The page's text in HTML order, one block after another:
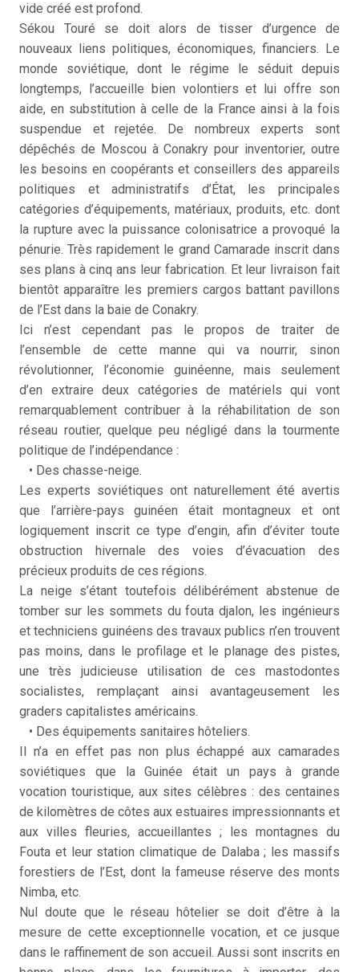
vide créé est profond.
Sékou Touré se doit alors de tisser d’urgence de
nouveaux liens politiques, économiques, financiers. Le
monde soviétique, dont le régime le séduit depuis
longtemps, l’accueille bien volontiers et lui offre son
aide, en substitution à celle de la France ainsi à la fois
suspendue et rejetée. De nombreux experts sont
dépêchés de Moscou à Conakry pour inventorier, outre
les besoins en coopérants et conseillers des appareils
politiques et administratifs d’État, les principales
catégories d’équipements, matériaux, produits, etc. dont
la rupture avec la puissance colonisatrice a provoqué la
pénurie. Très rapidement le grand Camarade inscrit dans
ses plans à cinq ans leur fabrication. Et leur livraison fait
bientôt apparaître les premiers cargos battant pavillons
de l’Est dans la baie de Conakry.
Ici n’est cependant pas le propos de traiter de
l’ensemble de cette manne qui va nourrir, sinon
révolutionner, l’économie guinéenne, mais seulement
d’en extraire deux catégories de matériels qui vont
remarquablement contribuer à la réhabilitation de son
réseau routier, quelque peu négligé dans la tourmente
politique de l’indépendance :
• Des chasse-neige.
Les experts soviétiques ont naturellement été avertis
que l’arrière-pays guinéen était montagneux et ont
logiquement inscrit ce type d’engin, afin d’éviter toute
obstruction hivernale des voies d’évacuation des
précieux produits de ces régions.
La neige s’étant toutefois délibérément abstenue de
tomber sur les sommets du fouta djalon, les ingénieurs
et techniciens guinéens des travaux publics n’en trouvent
pas moins, dans le profilage et le planage des pistes,
une très judicieuse utilisation de ces mastodontes
socialistes, remplaçant ainsi avantageusement les
graders capitalistes américains.
• Des équipements sanitaires hôteliers.
Il n’a en effet pas non plus échappé aux camarades
soviétiques que la Guinée était un pays à grande
vocation touristique, aux sites célèbres : des centaines
de kilomètres de côtes aux estuaires impressionnants et
aux villes fleuries, accueillantes ; les montagnes du
Fouta et leur station climatique de Dalaba ; les massifs
forestiers de l’Est, dont la fameuse réserve des monts
Nimba, etc.
Nul doute que le réseau hôtelier se doit d’être à la
mesure de cette exceptionnelle vocation, et ce jusque
dans le raffinement de son accueil. Aussi sont inscrits en